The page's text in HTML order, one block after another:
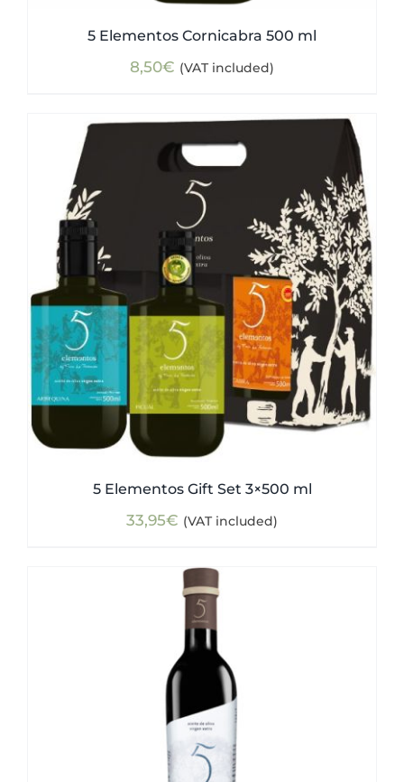
5 Elementos Cornicabra 500 ml
8,50€ (VAT included)
5 Elementos Gift Set 3×500 ml
33,95€ (VAT included)